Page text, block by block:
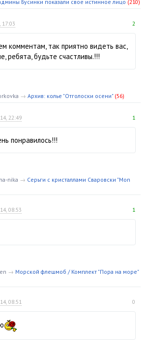
Бусинки показали свое истинное лицо (210)
17:03 2
комментам, так приятно видеть вас,
ребята, будьте счастливы.!!!
→ Архив: колье "Отголоски осени" (56)
22:49 1
понравилось!!!
nika → Серьги с кристаллами Сваровски "Mon
08:53 1
→ Морской флешмоб / Комплект "Пора на море"
08:51 0